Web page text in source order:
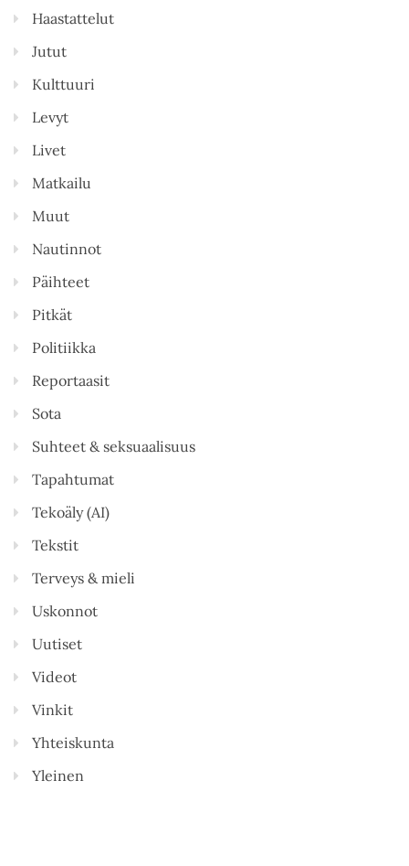
Haastattelut
Jutut
Kulttuuri
Levyt
Livet
Matkailu
Muut
Nautinnot
Päihteet
Pitkät
Politiikka
Reportaasit
Sota
Suhteet & seksuaalisuus
Tapahtumat
Tekoäly (AI)
Tekstit
Terveys & mieli
Uskonnot
Uutiset
Videot
Vinkit
Yhteiskunta
Yleinen